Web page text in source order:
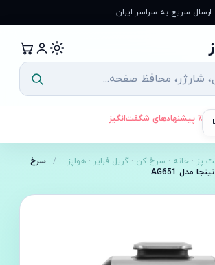
ارسال سریع به سراسر ایران
٪ پیشنهادهای شگفت‌انگیز
پز · خانه · سرخ کن · گریل فرایر · هواپز /
سرخ